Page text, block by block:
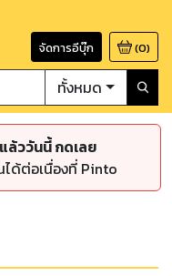
จัดการอีบุ๊ก (0)
ทั้งหมด
ล้ววันนี้ กดเลย
ด้ต่อเนื่องที่ Pinto